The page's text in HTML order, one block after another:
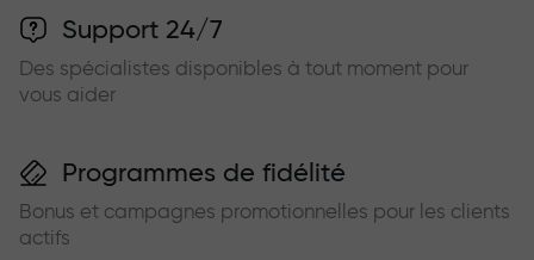
Support 24/7
Des spécialistes disponibles à tout moment pour
vous aider
Programmes de fidélité
Bonus et campagnes promotionnelles pour les clients
actifs